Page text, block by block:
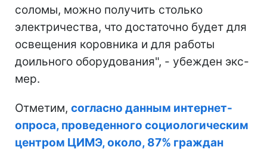
соломы, можно получить столько
электричества, что достаточно будет для
освещения коровника и для работы
доильного оборудования", - убежден экс-
мер.
Отметим, согласно данным интернет-
опроса, проведенного социологическим
центром ЦИМЭ, около, 87% граждан